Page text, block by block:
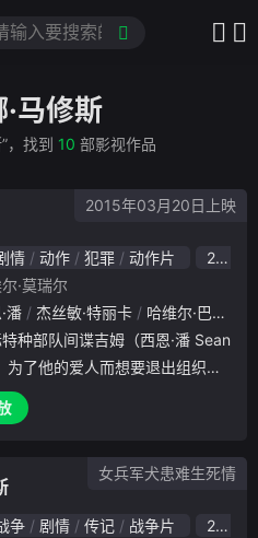
马修斯
，找到 10 部影视作品
情 动作 犯罪 动作片
2015
·莫瑞尔
潘 杰丝敏·特丽卡 哈维尔·巴登
为了他的爱人而想要退出组织，
，就在他完成最后一项“任务”时
身安全与公司利益，他必须要人
2015年03月20日上映
争 剧情 传记 战争片
2017
女兵军犬患难生死情